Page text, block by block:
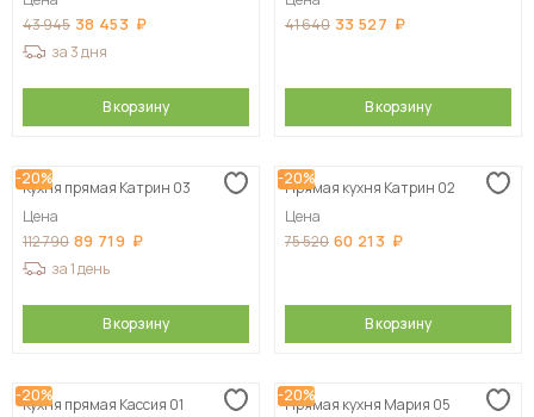
43 945 38 453
за 3 дня
В корзину
41 640 33 527
В корзину
-20%
Кухня прямая Катрин 03
Цена
112 790 89 719
за 1 день
В корзину
-20%
Прямая кухня Катрин 02
Цена
75 520 60 213
В корзину
-20%
Кухня прямая Кассия 01
-20%
Прямая кухня Мария 05